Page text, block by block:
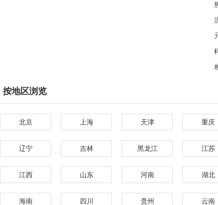
按地区浏览
北京 上海 天津 重庆
辽宁 吉林 黑龙江 江苏
江西 山东 河南 湖北
海南 四川 贵州 云南